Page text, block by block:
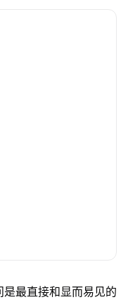
最直接和显而易见的